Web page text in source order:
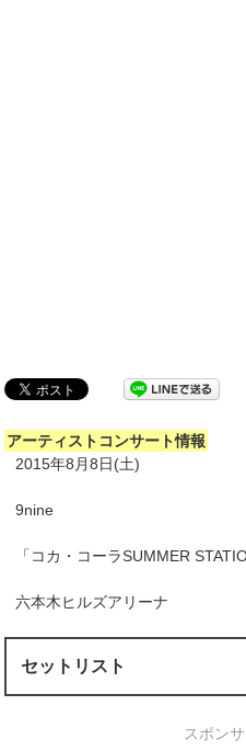
アーティストコンサート情報
2015年8月8日(土)
9nine
「コカ・コーラSUMMER
六本木ヒルズアリーナ
セットリスト
スポン